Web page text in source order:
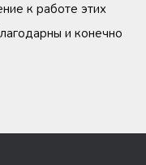
к работе этих
и конечно